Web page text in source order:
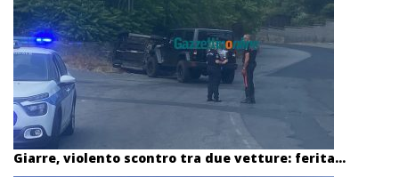
Giarre, violento scontro tra due vetture: ferita...